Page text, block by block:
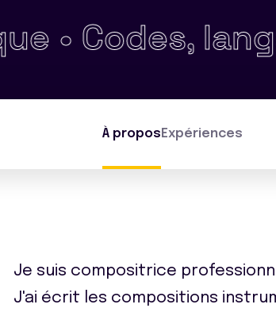
langage
À proposExpériences
Je suis compositrice
J'ai écrit les compositions